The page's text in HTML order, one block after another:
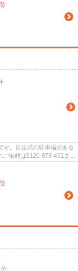
)
す。自走式の駐車場がある
ご依頼は0120-973-451また
)
分